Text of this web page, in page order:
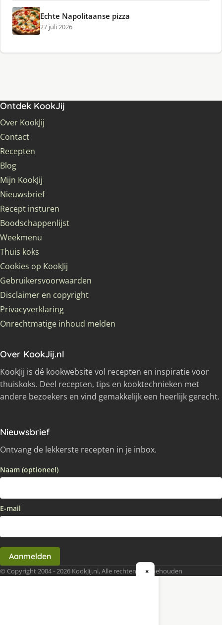
Echte Napolitaanse pizza
27 juli 2026
Ontdek KookJij
Over KookJij
Contact
Recepten
Blog
Mijn KookJij
Nieuwsbrief
Recept insturen
Boodschappenlijst
Weekmenu
Thuis koks
Cookies op KookJij
Gebruikersvoorwaarden
Disclaimer en copyright
Privacyverklaring
Onrechtmatige inhoud melden
Over KookJij.nl
KookJij is dé kookwebsite vol recepten en inspiratie voor
thuiskoks. Deel recepten, tips en kooktechnieken met
andere bezoekers en vind gemakkelijk een heerlijk gerecht.
Nieuwsbrief
Ontvang de lekkerste recepten in je inbox.
Naam (optioneel)
E-mail
Aanmelden
© Copyright 2004 - 2026 KookJij.nl, Alle rechten voorbehouden
×